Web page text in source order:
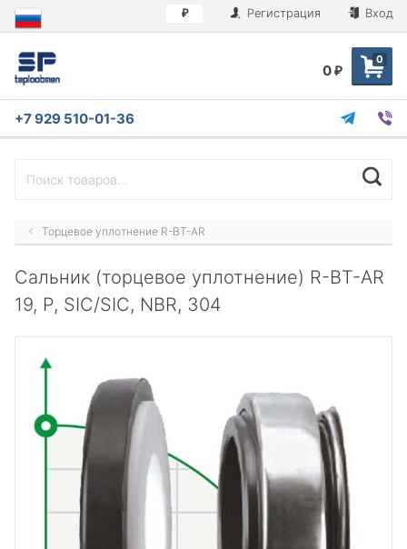
₽ Регистрация Вход
0
0 ₽
+7 929 510-01-36
Торцевое уплотнение R-BT-AR
Сальник (торцевое уплотнение) R-BT-AR
19, P, SIC/SIC, NBR, 304